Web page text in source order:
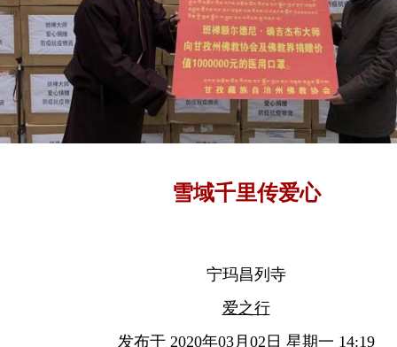
雪域千里传爱心
宁玛昌列寺
爱之行
发布于 2020年03月02日 星期一 14:19